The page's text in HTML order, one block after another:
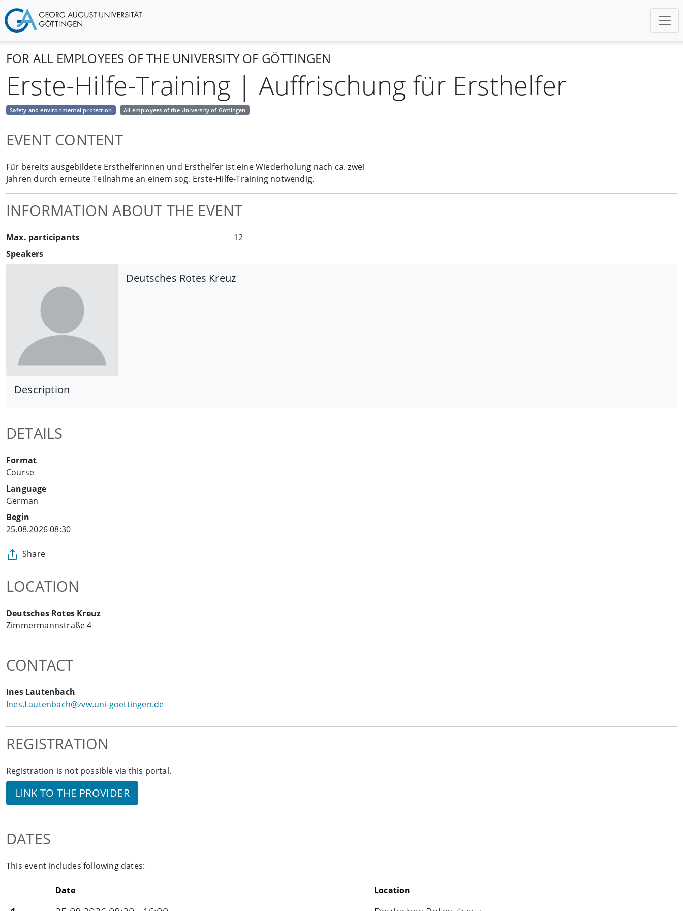
FOR ALL EMPLOYEES OF THE UNIVERSITY OF GÖTTINGEN
Erste-Hilfe-Training | Auffrischung für Ersthelfer
Safety and environmental protection All employees of the University of Göttingen
EVENT CONTENT
Für bereits ausgebildete Ersthelferinnen und Ersthelfer ist eine Wiederholung nach ca. zwei
Jahren durch erneute Teilnahme an einem sog. Erste-Hilfe-Training notwendig.
INFORMATION ABOUT THE EVENT
Max. participants
12
Speakers
Deutsches Rotes Kreuz
Description
DETAILS
Format
Course
Language
German
Begin
25.08.2026 08:30
Share
LOCATION
Deutsches Rotes Kreuz
Zimmermannstraße 4
CONTACT
Ines Lautenbach
Ines.Lautenbach@zvw.uni-goettingen.de
REGISTRATION
Registration is not possible via this portal.
LINK TO THE PROVIDER
DATES
This event includes following dates:
Date Location